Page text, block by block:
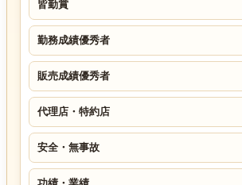
皆勤賞
勤務成績優秀者
販売成績優秀者
代理店・特約店
安全・無事故